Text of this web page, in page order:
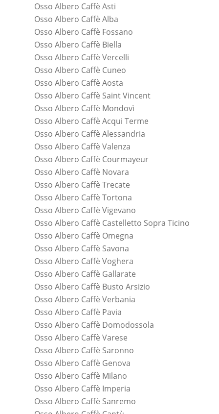
Osso Albero Caffè Asti
Osso Albero Caffè Alba
Osso Albero Caffè Fossano
Osso Albero Caffè Biella
Osso Albero Caffè Vercelli
Osso Albero Caffè Cuneo
Osso Albero Caffè Aosta
Osso Albero Caffè Saint Vincent
Osso Albero Caffè Mondovì
Osso Albero Caffè Acqui Terme
Osso Albero Caffè Alessandria
Osso Albero Caffè Valenza
Osso Albero Caffè Courmayeur
Osso Albero Caffè Novara
Osso Albero Caffè Trecate
Osso Albero Caffè Tortona
Osso Albero Caffè Vigevano
Osso Albero Caffè Castelletto Sopra Ticino
Osso Albero Caffè Omegna
Osso Albero Caffè Savona
Osso Albero Caffè Voghera
Osso Albero Caffè Gallarate
Osso Albero Caffè Busto Arsizio
Osso Albero Caffè Verbania
Osso Albero Caffè Pavia
Osso Albero Caffè Domodossola
Osso Albero Caffè Varese
Osso Albero Caffè Saronno
Osso Albero Caffè Genova
Osso Albero Caffè Milano
Osso Albero Caffè Imperia
Osso Albero Caffè Sanremo